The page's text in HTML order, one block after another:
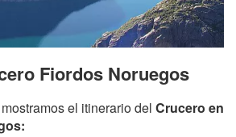
Fiordos Noruegos
el itinerario del Crucero en